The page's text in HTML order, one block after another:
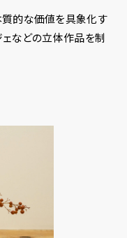
質的な価値を具象化す
ェなどの立体作品を制